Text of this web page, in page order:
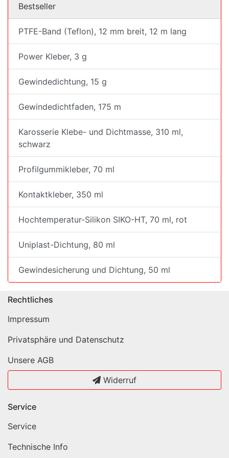
Bestseller
PTFE-Band (Teflon), 12 mm breit, 12 m lang
Power Kleber, 3 g
Gewindedichtung, 15 g
Gewindedichtfaden, 175 m
Karosserie Klebe- und Dichtmasse, 310 ml,
schwarz
Profilgummikleber, 70 ml
Kontaktkleber, 350 ml
Hochtemperatur-Silikon SIKO-HT, 70 ml, rot
Uniplast-Dichtung, 80 ml
Gewindesicherung und Dichtung, 50 ml
Rechtliches
Impressum
Privatsphäre und Datenschutz
Unsere AGB
Widerruf
Service
Service
Technische Info